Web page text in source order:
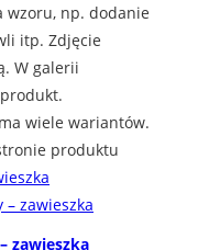
wzoru, np. dodanie
itp. Zdjęcie
W galerii
wiele wariantów.
produktu
zawieszka